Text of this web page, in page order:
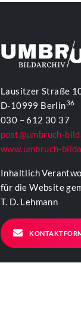
Lausitzer Straße
D-10999 Berlin36
030 – 612 30 37
post@umbruch-
www.umbruch-
Inhaltlich
für die Website
T. D. Lehmann